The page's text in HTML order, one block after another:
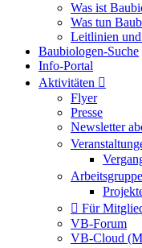
Was ist
Was tun
Leitlinien und
Baubiologen-Suche
Info-Portal
Aktivitäten
Flyer
Presse
Newsletter
Für
VB-Forum
VB-Cloud